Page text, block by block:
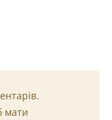
мати